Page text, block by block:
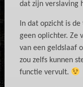
dat zijn verslaving
In dat opzicht is
geen oplichter. Ze
van een geldslaaf
zou zelfs kunnen
functie vervult.